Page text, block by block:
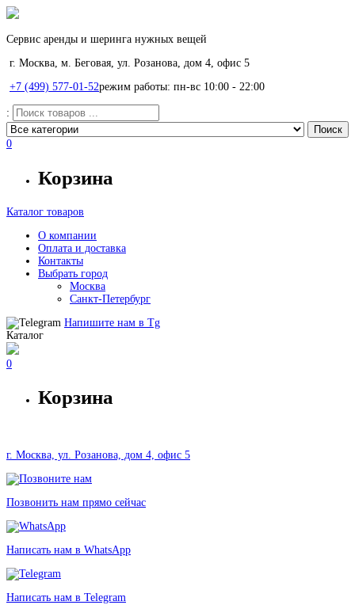
Сервис аренды и шеринга нужных вещей
г. Москва, м. Беговая, ул. Розанова, дом 4, офис 5
+7 (499) 577-01-52режим работы: пн-вс 10:00 - 22:00
:
0
Корзина
Каталог товаров
О компании
Оплата и доставка
Контакты
Выбрать город
Москва
Санкт-Петербург
Напишите нам в Tg
Каталог
0
Корзина
г. Москва, ул. Розанова, дом 4, офис 5
Позвонить нам прямо сейчас
Написать нам в WhatsApp
Написать нам в Telegram